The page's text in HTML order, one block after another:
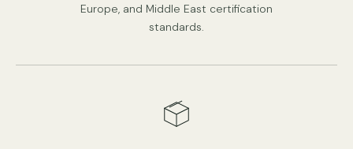
Europe, and Middle East certification
standards.